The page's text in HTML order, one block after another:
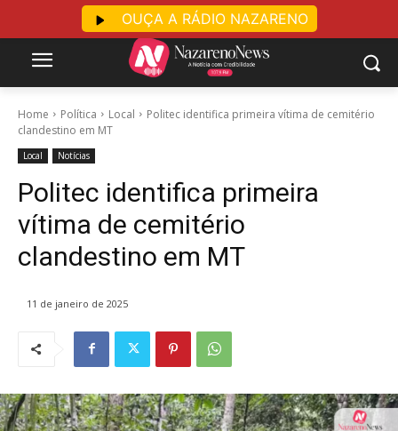
Home Política Local
Politec identifica primeira vítima de cemitério
clandestino em MT
Local Notícias
Politec identifica primeira
vítima de cemitério
clandestino em MT
11 de janeiro de 2025
OUÇA A RÁDIO NAZARENO